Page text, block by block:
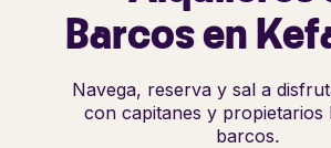
Barcos en
Navega, reserva y sal a
con capitanes y propietarios
barcos.